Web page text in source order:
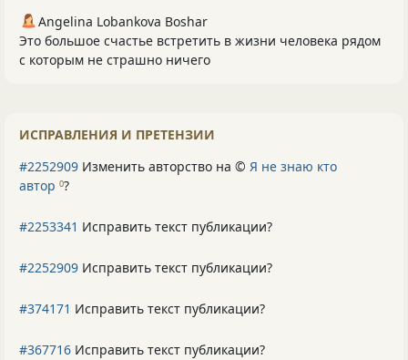
Angelina Lobankova Boshar
Это большое счастье встретить в жизни человека рядом
с которым не страшно ничего
ИСПРАВЛЕНИЯ И ПРЕТЕНЗИИ
#2252909 Изменить авторство на © Я не знаю кто
автор 0?
#2253341 Исправить текст публикации?
#2252909 Исправить текст публикации?
#374171 Исправить текст публикации?
#367716 Исправить текст публикации?